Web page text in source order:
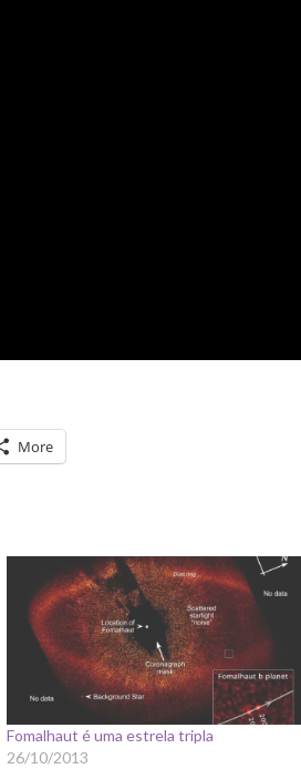
More
Fomalhaut é uma estrela tripla
26/10/2013